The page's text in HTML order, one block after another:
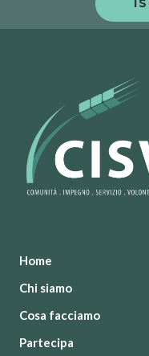
Home
Chi siamo
Cosa facciamo
Partecipa